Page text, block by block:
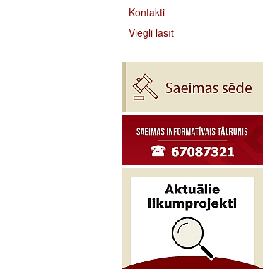
Kontakti
Viegli lasīt